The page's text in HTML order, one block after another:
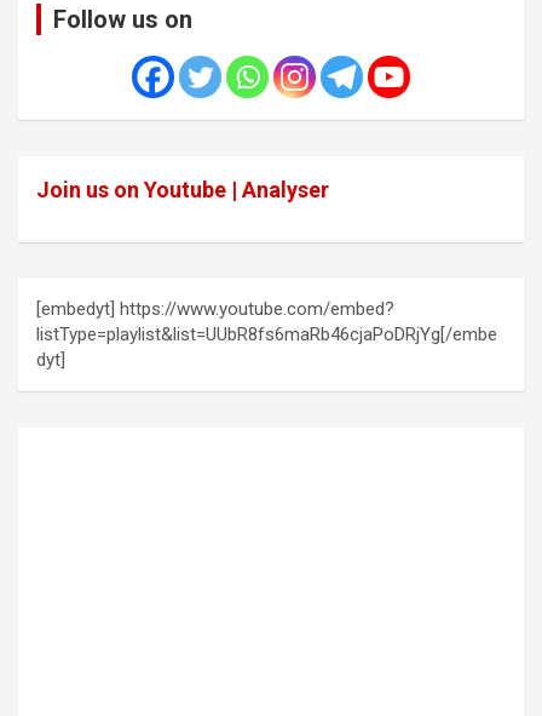
Follow us on
Join us on Youtube | Analyser
[embedyt] https://www.youtube.com/embed?
listType=playlist&list=UUbR8fs6maRb46cjaPoDRjYg[/embe
dyt]